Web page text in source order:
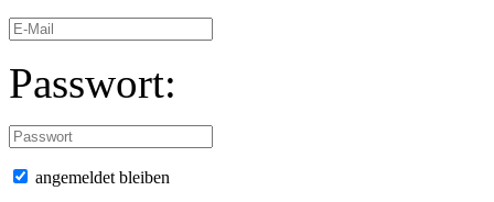
Passwort:
angemeldet bleiben